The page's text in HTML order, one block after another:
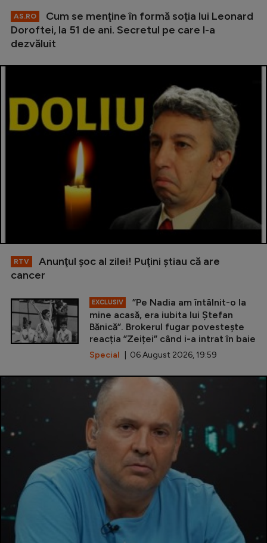
AS.RO
Cum se menţine în formă soţia lui Leonard
Doroftei, la 51 de ani. Secretul pe care l-a
dezvăluit
RTV
Anunţul şoc al zilei! Puţini ştiau că are
cancer
EXCLUSIV
”Pe Nadia am întâlnit-o la
mine acasă, era iubita lui Ștefan
Bănică”. Brokerul fugar povestește
reacția ”Zeiței” când i-a intrat în baie
Special | 06 August 2026, 19:59